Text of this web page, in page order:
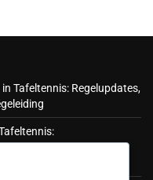
Tafeltennis: Regelupdates,